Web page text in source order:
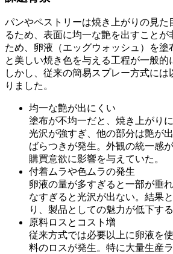
パンやペストリーは焼き上がりの見た
るため、表面に均一な艶を出すこと
ため、卵液（エッグウォッシュ）を塗
と美しい焼き色を与える工程が一般的
しかし、従来の簡易スプレー方式には
りました。
均一な艶が出にくい
塗布が不均一だと、焼き上がり
光沢が強すぎ、他の部分は艶が
ばらつきが発生。外観の統一感
購買意欲に影響を与えていた。
付着ムラや色ムラの発生
卵液の量が多すぎると一部が垂
なすぎると光沢が出ない。結果
り、製品としての魅力が低下す
原料ロスとコスト増
従来方式では必要以上に卵液を
料のロスが発生。特に大量生産